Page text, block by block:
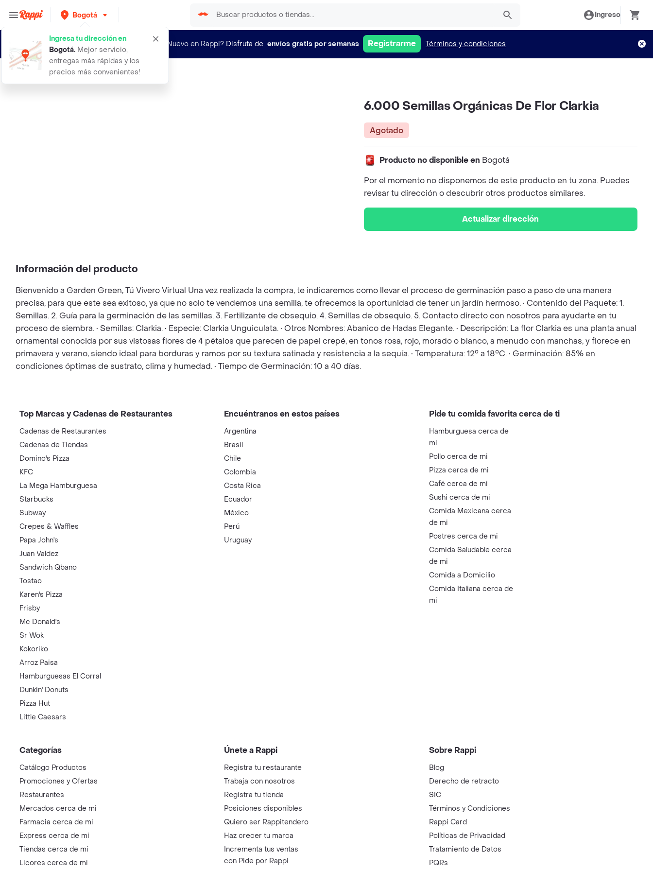
Bogotá
Ingresa tu dirección en
Bogotá. Mejor servicio,
entregas más rápidas y los
precios más convenientes!
Ingreso
¿Nuevo en Rappi? Disfruta de envíos gratis por semanas Registrarme Términos y condiciones
6000 semillas organicas de flor cla
6.000 Semillas Orgánicas De Flor Clarkia
Agotado
Producto no disponible en Bogotá
Por el momento no disponemos de este producto en tu zona. Puedes
revisar tu dirección o descubrir otros productos similares.
Actualizar dirección
Información del producto
Bienvenido a Garden Green, Tú Vivero Virtual Una vez realizada la compra, te indicaremos como llevar el proceso de germinación paso a paso de una manera
precisa, para que este sea exitoso, ya que no solo te vendemos una semilla, te ofrecemos la oportunidad de tener un jardín hermoso. • Contenido del Paquete: 1.
Semillas. 2. Guía para la germinación de las semillas. 3. Fertilizante de obsequio. 4. Semillas de obsequio. 5. Contacto directo con nosotros para ayudarte en tu
proceso de siembra. • Semillas: Clarkia. • Especie: Clarkia Unguiculata. • Otros Nombres: Abanico de Hadas Elegante. • Descripción: La flor Clarkia es una planta anual
ornamental conocida por sus vistosas flores de 4 pétalos que parecen de papel crepé, en tonos rosa, rojo, morado o blanco, a menudo con manchas, y florece en
primavera y verano, siendo ideal para borduras y ramos por su textura satinada y resistencia a la sequía. • Temperatura: 12° a 18°C. • Germinación: 85% en
condiciones óptimas de sustrato, clima y humedad. • Tiempo de Germinación: 10 a 40 días.
Top Marcas y Cadenas de Restaurantes
Cadenas de Restaurantes
Cadenas de Tiendas
Domino's Pizza
KFC
La Mega Hamburguesa
Starbucks
Subway
Crepes & Waffles
Papa John's
Juan Valdez
Sandwich Qbano
Tostao
Karen's Pizza
Frisby
Mc Donald's
Sr Wok
Kokoriko
Arroz Paisa
Hamburguesas El Corral
Dunkin' Donuts
Pizza Hut
Little Caesars
Encuéntranos en estos países
Argentina
Brasil
Chile
Colombia
Costa Rica
Ecuador
México
Perú
Uruguay
Pide tu comida favorita cerca de ti
Hamburguesa cerca de
mi
Pollo cerca de mi
Pizza cerca de mi
Café cerca de mi
Sushi cerca de mi
Comida Mexicana cerca
de mi
Postres cerca de mi
Comida Saludable cerca
de mi
Comida a Domicilio
Comida Italiana cerca de
mi
Categorías
Catálogo Productos
Promociones y Ofertas
Restaurantes
Mercados cerca de mi
Farmacia cerca de mi
Express cerca de mi
Tiendas cerca de mi
Licores cerca de mi
Únete a Rappi
Registra tu restaurante
Trabaja con nosotros
Registra tu tienda
Posiciones disponibles
Quiero ser Rappitendero
Haz crecer tu marca
Incrementa tus ventas
con Pide por Rappi
Sobre Rappi
Blog
Derecho de retracto
SIC
Términos y Condiciones
Rappi Card
Políticas de Privacidad
Tratamiento de Datos
PQRs